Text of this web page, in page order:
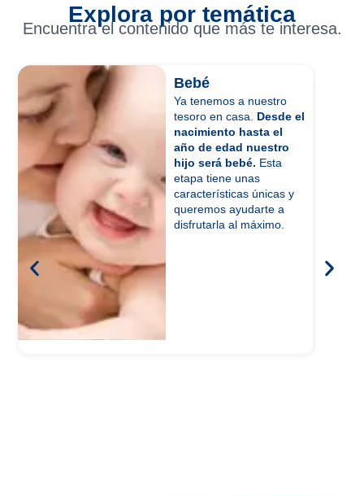
Explora por temática
Encuentra el contenido que más te interesa.
Bebé
Ya tenemos a nuestro
tesoro en casa. Desde el
nacimiento hasta el
año de edad nuestro
hijo será bebé. Esta
etapa tiene unas
características únicas y
queremos ayudarte a
disfrutarla al máximo.